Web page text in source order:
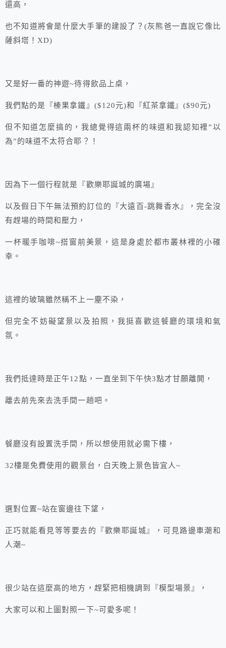
還高，
也不知道將會是什麼大手筆的建設了？(灰熊爸一直說它像比
薩斜塔！XD)
又是好一番的神遊~待得飲品上桌，
我們點的是『榛果拿鐵』($120元)和『紅茶拿鐵』($90元)
但不知道怎麼搞的，我總覺得這兩杯的味道和我認知裡”以
為”的味道不太符合耶？！
因為下一個行程就是『歡樂耶誕城的廣場』
以及假日下午無法預約訂位的『大遠百-跳舞香水』，完全沒
有趕場的時間和壓力，
一杯暖手咖啡~搭窗前美景，這是身處於都市叢林裡的小確
幸。
這裡的玻璃雖然稱不上一塵不染，
但完全不妨礙望景以及拍照，我挺喜歡這餐廳的環境和氣
氛。
我們抵達時是正午12點，一直坐到下午快3點才甘願離開，
離去前先來去洗手間一趟吧。
餐廳沒有設置洗手間，所以想使用就必需下樓，
32樓是免費使用的觀景台，白天晚上景色皆宜人~
選對位置~站在窗邊往下望，
正巧就能看見等等要去的『歡樂耶誕城』，可見路邊車潮和
人潮~
很少站在這麼高的地方，趕緊把相機調到『模型場景』，
大家可以和上圖對照一下~可愛多呢！